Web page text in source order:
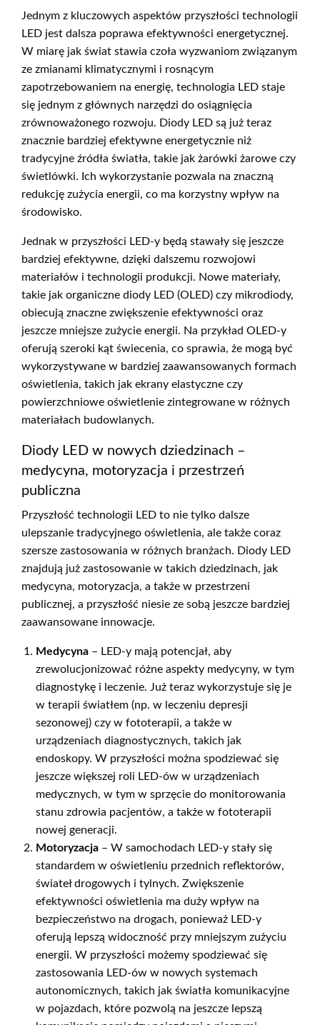
Jednym z kluczowych aspektów przyszłości technologii
LED jest dalsza poprawa efektywności energetycznej.
W miarę jak świat stawia czoła wyzwaniom związanym
ze zmianami klimatycznymi i rosnącym
zapotrzebowaniem na energię, technologia LED staje
się jednym z głównych narzędzi do osiągnięcia
zrównoważonego rozwoju. Diody LED są już teraz
znacznie bardziej efektywne energetycznie niż
tradycyjne źródła światła, takie jak żarówki żarowe czy
świetlówki. Ich wykorzystanie pozwala na znaczną
redukcję zużycia energii, co ma korzystny wpływ na
środowisko.
Jednak w przyszłości LED-y będą stawały się jeszcze
bardziej efektywne, dzięki dalszemu rozwojowi
materiałów i technologii produkcji. Nowe materiały,
takie jak organiczne diody LED (OLED) czy mikrodiody,
obiecują znaczne zwiększenie efektywności oraz
jeszcze mniejsze zużycie energii. Na przykład OLED-y
oferują szeroki kąt świecenia, co sprawia, że mogą być
wykorzystywane w bardziej zaawansowanych formach
oświetlenia, takich jak ekrany elastyczne czy
powierzchniowe oświetlenie zintegrowane w różnych
materiałach budowlanych.
Diody LED w nowych dziedzinach –
medycyna, motoryzacja i przestrzeń
publiczna
Przyszłość technologii LED to nie tylko dalsze
ulepszanie tradycyjnego oświetlenia, ale także coraz
szersze zastosowania w różnych branżach. Diody LED
znajdują już zastosowanie w takich dziedzinach, jak
medycyna, motoryzacja, a także w przestrzeni
publicznej, a przyszłość niesie ze sobą jeszcze bardziej
zaawansowane innowacje.
Medycyna – LED-y mają potencjał, aby
zrewolucjonizować różne aspekty medycyny, w tym
diagnostykę i leczenie. Już teraz wykorzystuje się je
w terapii światłem (np. w leczeniu depresji
sezonowej) czy w fototerapii, a także w
urządzeniach diagnostycznych, takich jak
endoskopy. W przyszłości można spodziewać się
jeszcze większej roli LED-ów w urządzeniach
medycznych, w tym w sprzęcie do monitorowania
stanu zdrowia pacjentów, a także w fototerapii
nowej generacji.
Motoryzacja – W samochodach LED-y stały się
standardem w oświetleniu przednich reflektorów,
świateł drogowych i tylnych. Zwiększenie
efektywności oświetlenia ma duży wpływ na
bezpieczeństwo na drogach, ponieważ LED-y
oferują lepszą widoczność przy mniejszym zużyciu
energii. W przyszłości możemy spodziewać się
zastosowania LED-ów w nowych systemach
autonomicznych, takich jak światła komunikacyjne
w pojazdach, które pozwolą na jeszcze lepszą